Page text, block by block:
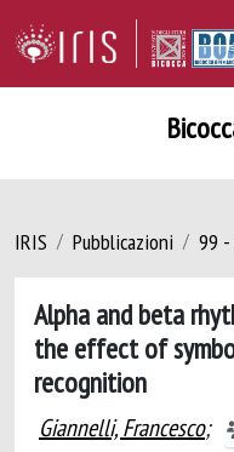
IRIS Pubblicazioni 99
Alpha and beta
the effect of
recognition
Giannelli, Francesco;